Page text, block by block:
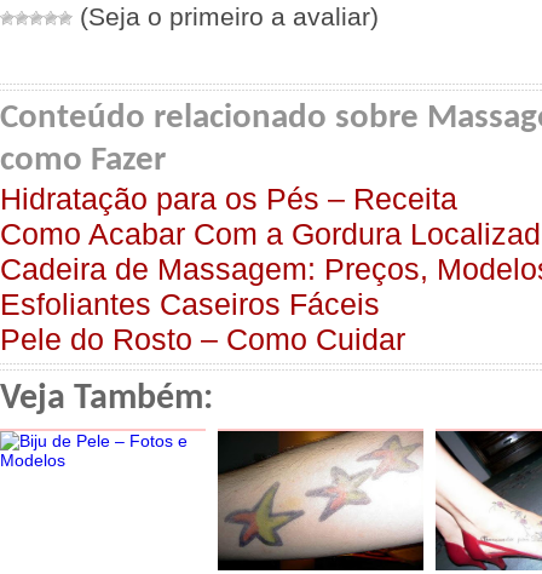
(Seja o primeiro a avaliar)
Conteúdo relacionado sobre
como Fazer
Hidratação para os Pés – Receita
Como Acabar Com a Gordura
Cadeira de Massagem: Preços,
Esfoliantes Caseiros Fáceis
Pele do Rosto – Como Cuidar
Veja Também: